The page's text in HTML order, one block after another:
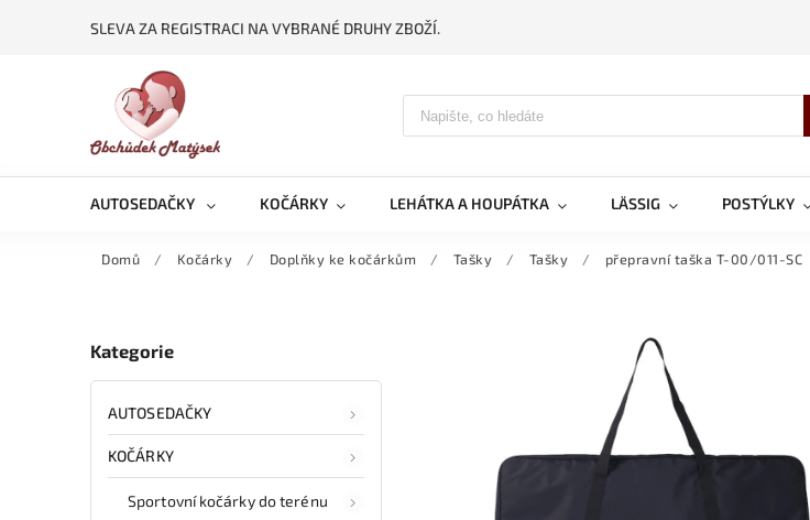
SLEVA ZA REGISTRACI NA VYBRANÉ DRUHY ZBOŽÍ.
AUTOSEDAČKY KOČÁRKY LEHÁTKA A HOUPÁTKA LÄSSIG POSTÝLKY
Domů / Kočárky / Doplňky ke kočárkům / Tašky / Tašky / přepravní taška T-00/011-SC
Kategorie
AUTOSEDAČKY
KOČÁRKY
Sportovní kočárky do terénu